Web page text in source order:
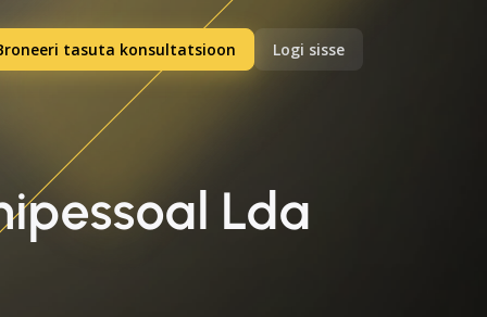
tasuta konsultatsioon Logi sisse
Lda